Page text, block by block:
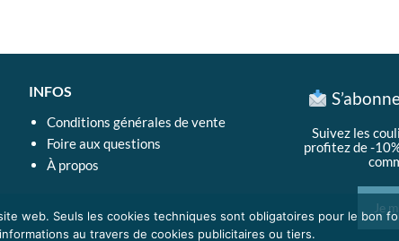
INFOS
Conditions générales de vente
Foire aux questions
À propos
Suivez les
profitez de -
Je
web. Seuls les cookies techniques sont obligatoires pour le bon
au travers de cookies publicitaires ou tiers.